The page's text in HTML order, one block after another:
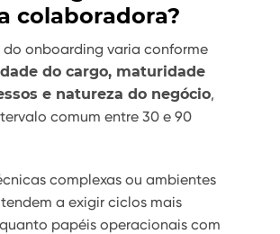
colaboradora?
do onboarding varia conforme
do cargo, maturidade
e natureza do negócio,
comum entre 30 e 90
complexas ou ambientes
a exigir ciclos mais
papéis operacionais com